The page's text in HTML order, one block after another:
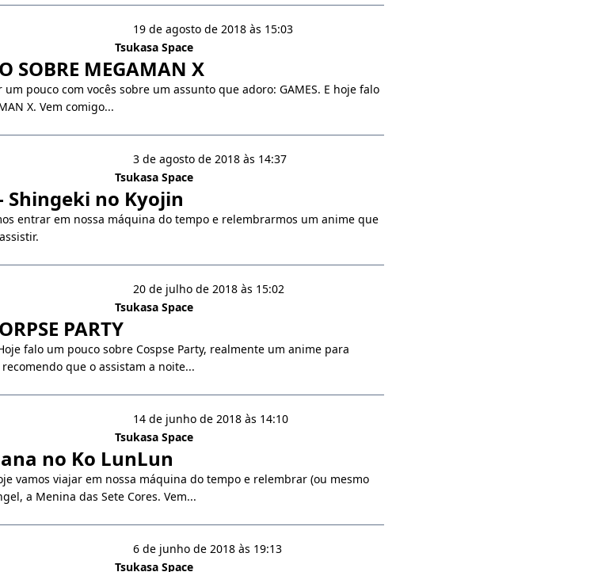
19 de agosto de 2018 às 15:03
Tsukasa Space
SOBRE MEGAMAN X
pouco com vocês sobre um assunto que adoro: GAMES. E hoje falo
X. Vem comigo...
3 de agosto de 2018 às 14:37
Tsukasa Space
Shingeki no Kyojin
entrar em nossa máquina do tempo e relembrarmos um anime que
20 de julho de 2018 às 15:02
Tsukasa Space
PARTY
falo um pouco sobre Cospse Party, realmente um anime para
que o assistam a noite...
14 de junho de 2018 às 14:10
Tsukasa Space
no Ko LunLun
vamos viajar em nossa máquina do tempo e relembrar (ou mesmo
a Menina das Sete Cores. Vem...
6 de junho de 2018 às 19:13
Tsukasa Space